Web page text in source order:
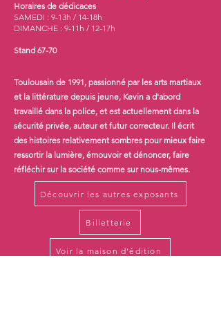
Horaires de dédicaces
SAMEDI : 9-13h / 14-18h
DIMANCHE : 9-11h / 12-17h
Stand 67-70
Toulousain de 1991, passionné par les arts martiaux
et la littérature depuis jeune, Kevin a d'abord
travaillé dans la police, et est actuellement dans la
sécurité privée, auteur et futur correcteur. Il écrit
des histoires relativement sombres pour mieux faire
ressortir la lumière, émouvoir et dénoncer, faire
réfléchir sur la société comme sur nous-mêmes.
Découvrir les autres exposants
Billetterie
Voir la maison d'édition